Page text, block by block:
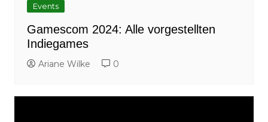
Events
Gamescom 2024: Alle vorgestellten
Indiegames
Ariane Wilke 0